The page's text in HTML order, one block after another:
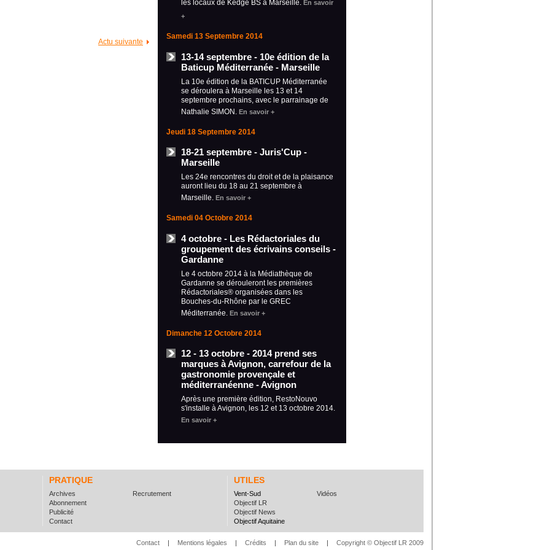
Actu suivante
les locaux de Kedge BS à Marseille. En savoir
+
Samedi 13 Septembre 2014
13-14 septembre - 10e édition de la
Baticup Méditerranée - Marseille
La 10e édition de la BATICUP Méditerranée
se déroulera à Marseille les 13 et 14
septembre prochains, avec le parrainage de
Nathalie SIMON. En savoir +
Jeudi 18 Septembre 2014
18-21 septembre - Juris'Cup -
Marseille
Les 24e rencontres du droit et de la plaisance
auront lieu du 18 au 21 septembre à
Marseille. En savoir +
Samedi 04 Octobre 2014
4 octobre - Les Rédactoriales du
groupement des écrivains conseils -
Gardanne
Le 4 octobre 2014 à la Médiathèque de
Gardanne se dérouleront les premières
Rédactoriales® organisées dans les
Bouches-du-Rhône par le GREC
Méditerranée. En savoir +
Dimanche 12 Octobre 2014
12 - 13 octobre - 2014 prend ses
marques à Avignon, carrefour de la
gastronomie provençale et
méditerranéenne - Avignon
Après une première édition, RestoNouvo
s'installe à Avignon, les 12 et 13 octobre 2014.
En savoir +
PRATIQUE UTILES
Archives
Abonnement
Publicité
Contact
Recrutement
Vent-Sud
Objectif LR
Objectif News
Objectif Aquitaine
Vidéos
Contact | Mentions légales | Crédits | Plan du site | Copyright © Objectif LR 2009